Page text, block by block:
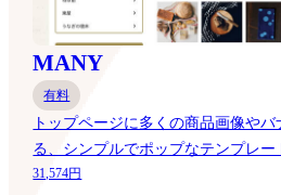
MANY
有料
トップページに多くの商品画像や
る、シンプルでポップなテンプレー
31,574円